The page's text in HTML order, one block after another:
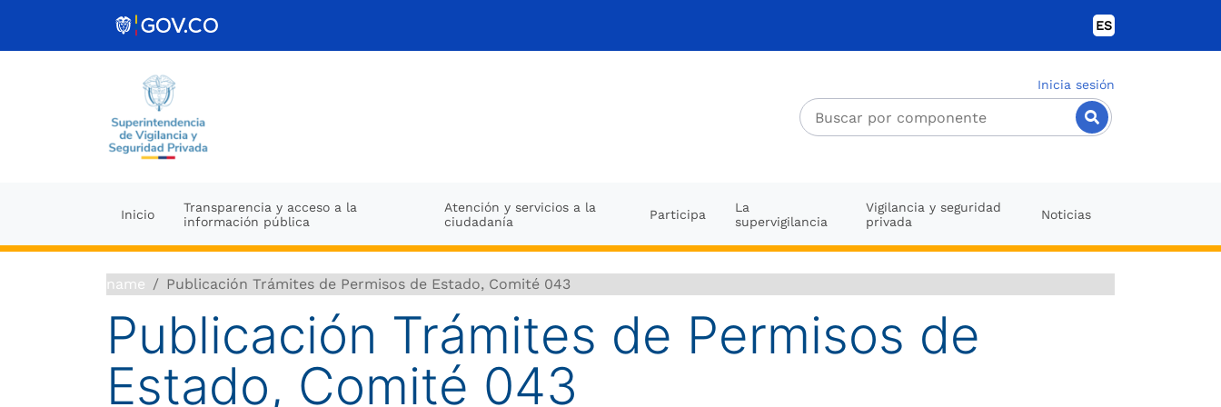
ES
Inicia sesión
Inicio
Transparencia y acceso a la
información pública
Atención y servicios a la
ciudadanía
Participa
La
supervigilancia
Vigilancia y seguridad
privada
Noticias
name Publicación Trámites de Permisos de Estado, Comité 043
Publicación Trámites de Permisos de
Estado, Comité 043